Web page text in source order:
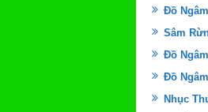
Đồ
Sâm
Đồ
Đồ
Nhục